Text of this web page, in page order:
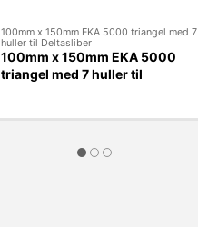
100mm x 150mm EKA 5000 triangel med 7
huller til Deltasliber
100mm x 150mm EKA 5000
triangel med 7 huller til